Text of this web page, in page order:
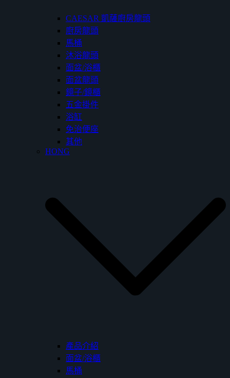
CAESAR 凱薩廚房龍頭
廚房龍頭
馬桶
沐浴龍頭
面盆/浴櫃
面盆龍頭
鏡子/鏡櫃
五金掛件
浴缸
免治便座
其他
HONG
產品介紹
面盆/浴櫃
馬桶